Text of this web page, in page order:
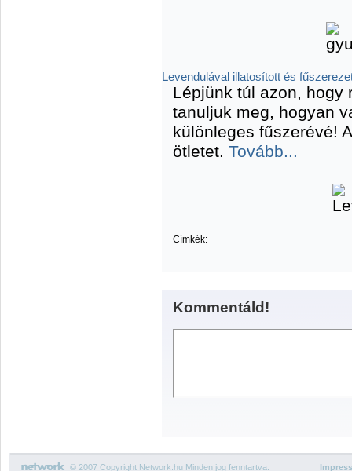
Levendulával illatosított és
Lépjünk túl azon, hogy
tanuljuk meg, hogyan
különleges fűszerévé!
ötletet. Tovább...
Címkék:
Kommentáld!
© 2007 Copyright Network.hu Minden jog fenntartva.